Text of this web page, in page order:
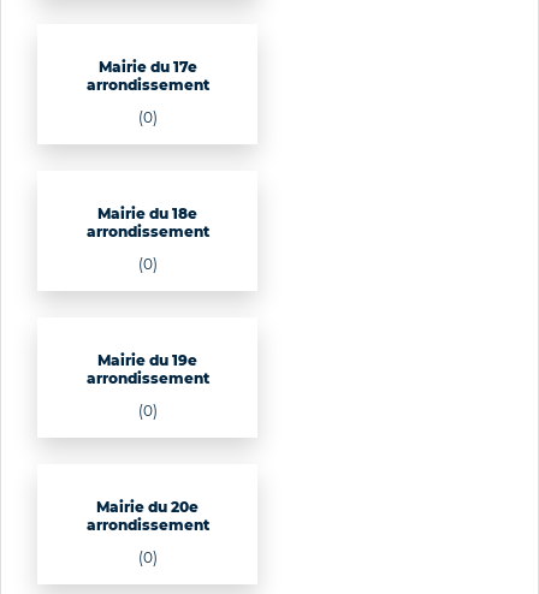
Mairie du 17e
arrondissement
(0)
Mairie du 18e
arrondissement
(0)
Mairie du 19e
arrondissement
(0)
Mairie du 20e
arrondissement
(0)